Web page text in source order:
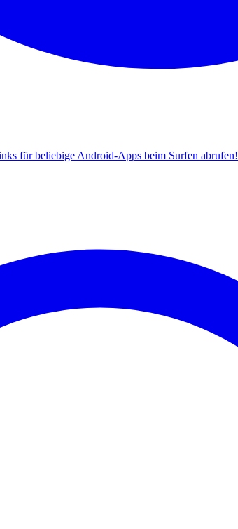
für beliebige Android-Apps beim Surfen abrufen!